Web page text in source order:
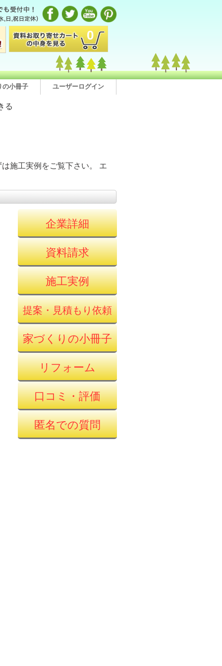
0
の小冊子 ユーザーログイン
る
施工実例をご覧下さい。 エ
企業詳細
資料請求
施工実例
提案・見積もり依頼
家づくりの小冊子
リフォーム
口コミ・評価
匿名での質問